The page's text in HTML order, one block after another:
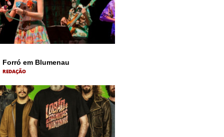
Forró em Blumenau
REDAÇÃO